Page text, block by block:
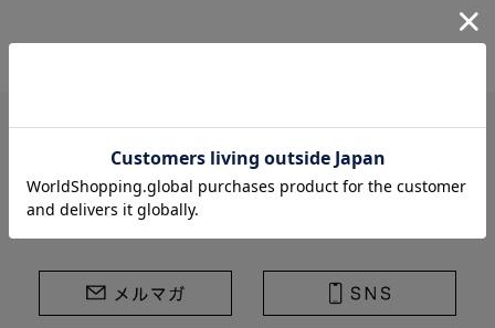
STRASBURGO | ストラスブルゴ